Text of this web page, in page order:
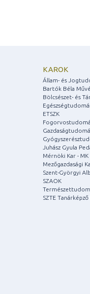
KAROK
Állam- és
Bartók Béla
Bölcsészet- és
ETSZK
Juhász Gyula
Mérnöki Kar - MK
Mezőgazdasági
Szent-Györgyi
SZAOK
SZTE